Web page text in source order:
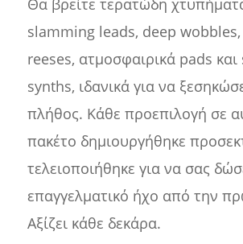
Θα βρείτε τερατώδη
slamming leads, deep
reeses, ατμοσφαιρικά pads
synths, ιδανικά για να
πλήθος. Κάθε προεπιλογή σε
πακέτο δημιουργήθηκε
τελειοποιήθηκε για να σας
επαγγελματικό ήχο από την
Αξίζει κάθε δεκάρα.